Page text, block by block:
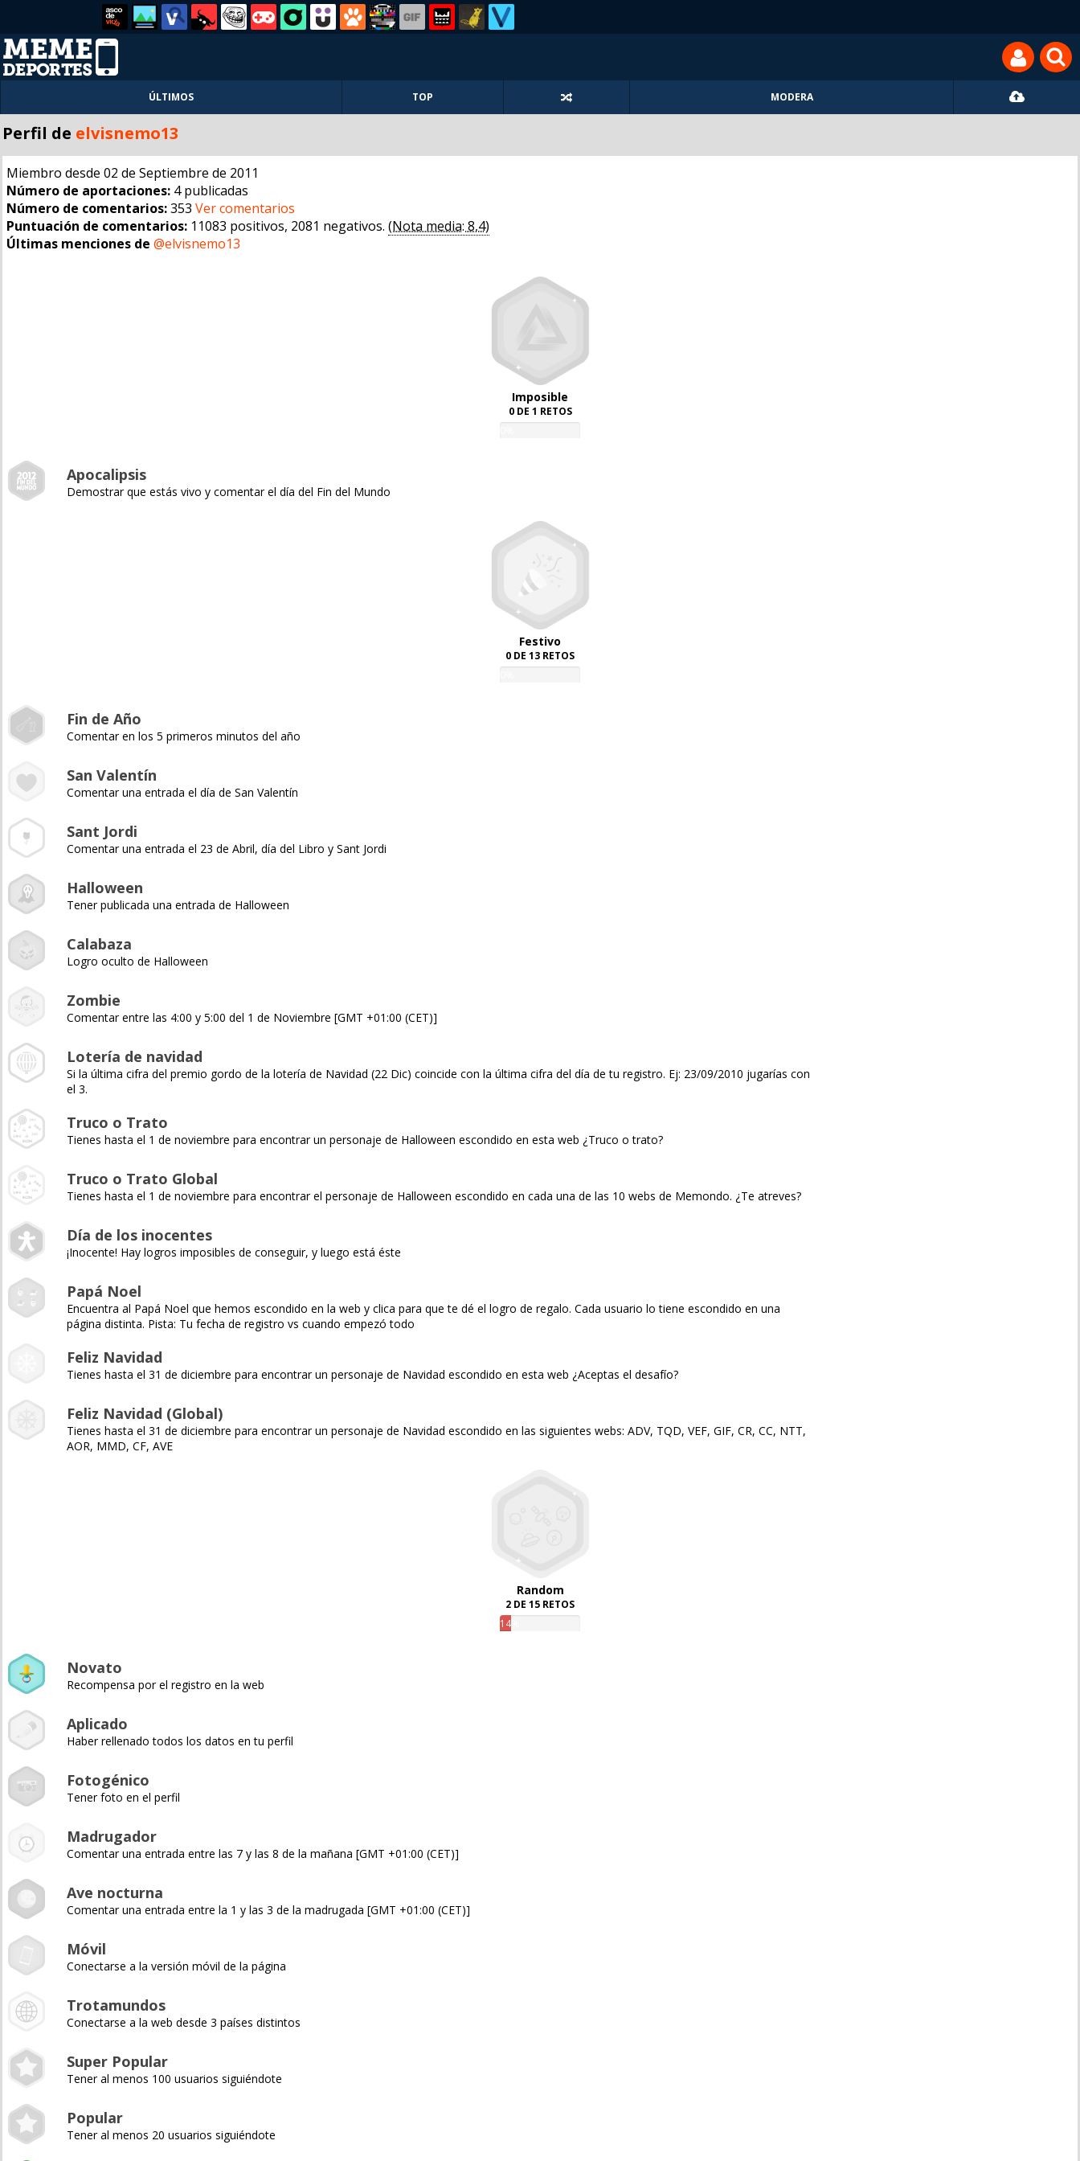
ÚLTIMOS TOP MODERA
Perfil de elvisnemo13
Miembro desde 02 de Septiembre de 2011
Número de aportaciones: 4 publicadas
Número de comentarios:353 Ver comentarios
Puntuación de comentarios: 11083 positivos, 2081 negativos. (Nota media: 8,4)
Últimas menciones de @elvisnemo13
Imposible
0 DE 1 RETOS
Apocalipsis
Demostrar que estás vivo y comentar el día del Fin del Mundo
Festivo
0 DE 13 RETOS
Fin de Año
Comentar en los 5 primeros minutos del año
San Valentín
Comentar una entrada el día de San Valentín
Sant Jordi
Comentar una entrada el 23 de Abril, día del Libro y Sant Jordi
Halloween
Tener publicada una entrada de Halloween
Calabaza
Logro oculto de Halloween
Zombie
Comentar entre las 4:00 y 5:00 del 1 de Noviembre [GMT +01:00 (CET)]
Lotería de navidad
Si la última cifra del premio gordo de la lotería de Navidad (22 Dic) coincide con la última cifra del día de tu registro. Ej: 23/09/2010 jugarías con
el 3.
Truco o Trato
Tienes hasta el 1 de noviembre para encontrar un personaje de Halloween escondido en esta web ¿Truco o trato?
Truco o Trato Global
Tienes hasta el 1 de noviembre para encontrar el personaje de Halloween escondido en cada una de las 10 webs de Memondo. ¿Te atreves?
Día de los inocentes
¡Inocente! Hay logros imposibles de conseguir, y luego está éste
Papá Noel
Encuentra al Papá Noel que hemos escondido en la web y clica para que te dé el logro de regalo. Cada usuario lo tiene escondido en una
página distinta. Pista: Tu fecha de registro vs cuando empezó todo
Feliz Navidad
Tienes hasta el 31 de diciembre para encontrar un personaje de Navidad escondido en esta web ¿Aceptas el desafío?
Feliz Navidad (Global)
Tienes hasta el 31 de diciembre para encontrar un personaje de Navidad escondido en las siguientes webs: ADV, TQD, VEF, GIF, CR, CC, NTT,
AOR, MMD, CF, AVE
Random
2 DE 15 RETOS
14%
Novato
Recompensa por el registro en la web
Aplicado
Haber rellenado todos los datos en tu perfil
Fotogénico
Tener foto en el perfil
Madrugador
Comentar una entrada entre las 7 y las 8 de la mañana [GMT +01:00 (CET)]
Ave nocturna
Comentar una entrada entre la 1 y las 3 de la madrugada [GMT +01:00 (CET)]
Móvil
Conectarse a la versión móvil de la página
Trotamundos
Conectarse a la web desde 3 países distintos
Super Popular
Tener al menos 100 usuarios siguiéndote
Popular
Tener al menos 20 usuarios siguiéndote